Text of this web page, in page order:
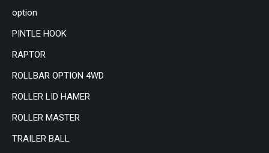
option
PINTLE HOOK
RAPTOR
ROLLBAR OPTION 4WD
ROLLER LID HAMER
ROLLER MASTER
TRAILER BALL